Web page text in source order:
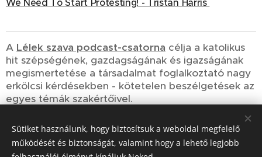
A Lélek szava podcast-csatorna célja a katolikus
hit szépségének, gazdagságának és igazságának
megismertetése a társadalmat foglalkoztató nagy
erkölcsi kérdésekben - kötetelen beszélgetések az
egyes témák szakértőivel.
Share
Sütiket használunk, hogy biztosítsuk a weboldal megfelelő
működését és biztonságát, valamint hogy a lehető legjobb